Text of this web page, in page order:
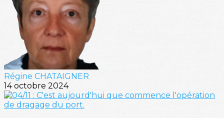
Régine CHATAIGNER
14 octobre 2024